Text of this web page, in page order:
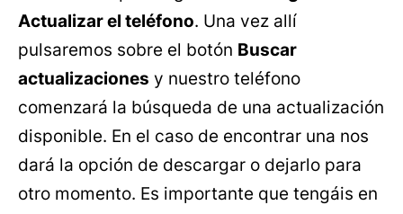
Actualizar el teléfono. Una vez allí
pulsaremos sobre el botón Buscar
actualizaciones y nuestro teléfono
comenzará la búsqueda de una actualización
disponible. En el caso de encontrar una nos
dará la opción de descargar o dejarlo para
otro momento. Es importante que tengáis en